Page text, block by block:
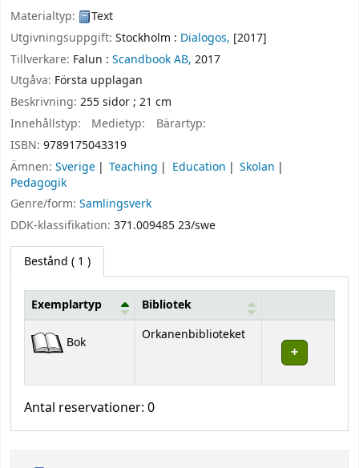
Materialtyp:
Text
Utgivningsuppgift: Stockholm : Dialogos, [2017]
Tillverkare: Falun : Scandbook AB, 2017
Utgåva: Första upplagan
Beskrivning: 255 sidor ; 21 cm
Innehållstyp:
Medietyp:
Bärartyp:
ISBN: 9789175043319
Ämnen: Sverige Teaching Education
Skolan
Pedagogik
Genre/form: Samlingsverk
DDK-klassifikation: 371.009485 23/swe
Bestånd ( 1 )
Bestånd
Exemplartyp Bibliotek
Bok Orkanenbiblioteket
Antal reservationer: 0